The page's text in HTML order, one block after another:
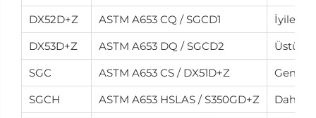
DX52D+Z
ASTM A653 CQ / SGCD1
DX53D+Z
ASTM A653 DQ / SGCD2
Üstün
SGC
ASTM A653 CS / DX51D+Z
Geniş
SGCH
ASTM A653 HSLAS / S350GD+Z
Daha